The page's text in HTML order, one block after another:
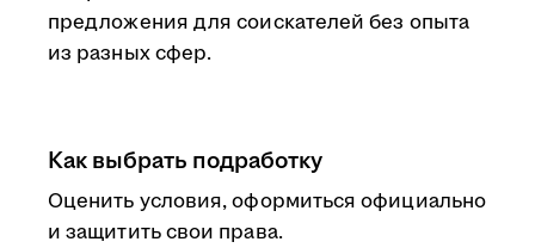
предложения для соискателей без опыта
из разных сфер.
Как выбрать подработку
Оценить условия, оформиться официально
и защитить свои права.